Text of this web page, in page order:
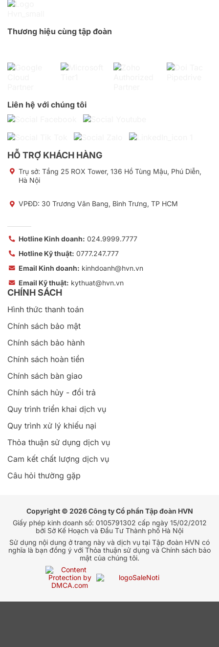
Thương hiệu cùng tập đoàn
Liên hệ với chúng tôi
HỖ TRỢ KHÁCH HÀNG
Trụ sở: Tầng 25 ROX Tower, 136 Hồ Tùng Mậu, Phú Diễn,
Hà Nội
VPĐD: 30 Trương Văn Bang, Bình Trưng, TP HCM
Hotline Kinh doanh: 024.9999.7777
Hotline Kỹ thuật: 0777.247.777
Email Kinh doanh: kinhdoanh@hvn.vn
Email Kỹ thuật: kythuat@hvn.vn
CHÍNH SÁCH
Hình thức thanh toán
Chính sách bảo mật
Chính sách bảo hành
Chính sách hoàn tiền
Chính sách bàn giao
Chính sách hủy - đổi trả
Quy trình triển khai dịch vụ
Quy trình xử lý khiếu nại
Thỏa thuận sử dụng dịch vụ
Cam kết chất lượng dịch vụ
Câu hỏi thường gặp
Copyright © 2026 Công ty Cổ phần Tập đoàn HVN
Giấy phép kinh doanh số: 0105791302 cấp ngày 15/02/2012
bởi Sở Kế Hoạch và Đầu Tư Thành phố Hà Nội
Sử dụng nội dung ở trang này và dịch vụ tại Tập đoàn HVN có
nghĩa là bạn đồng ý với Thỏa thuận sử dụng và Chính sách bảo
mật của chúng tôi.